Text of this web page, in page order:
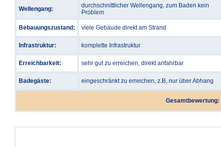
Wellengang:
durchschnittlicher Wellengang, zum Baden kein
Problem
Bebauungszustand: viele Gebäude direkt am Strand
Infrastruktur: komplette Infrastruktur
Erreichbarkeit: sehr gut zu erreichen, direkt anfahrbar
Badegäste: eingeschränkt zu erreichen, z.B, nur über Abhang
Gesamtbewertung: